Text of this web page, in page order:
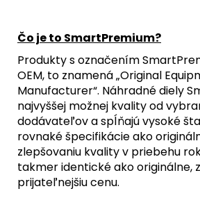
Čo je to SmartPremium?
Produkty s označením
OEM, to znamená „Original
Manufacturer“. Náhradné diely
najvyššej možnej kvality od
dodávateľov a spĺňajú vysoké
rovnaké špecifikácie ako
zlepšovaniu kvality v priebehu
takmer identické ako originálne,
prijateľnejšiu cenu.